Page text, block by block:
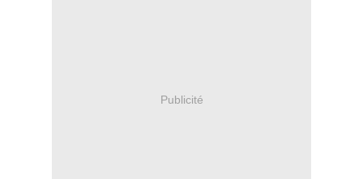
Publicité